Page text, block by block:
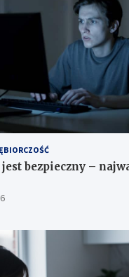
jest bezpieczny –